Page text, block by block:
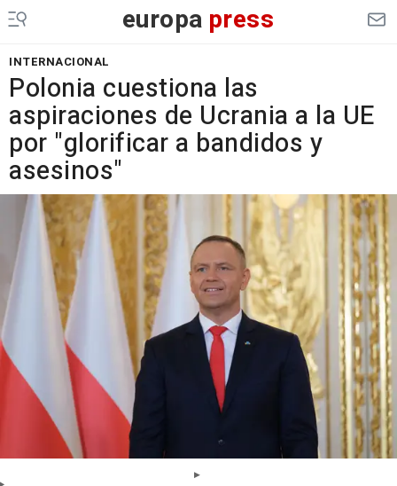
europa press
INTERNACIONAL
Polonia cuestiona las
aspiraciones de Ucrania a la UE
por "glorificar a bandidos y
asesinos"